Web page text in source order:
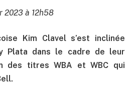
2023 à 12h58
Kim Clavel s’est inclinée
Plata dans le cadre de leur
des titres WBA et WBC qui